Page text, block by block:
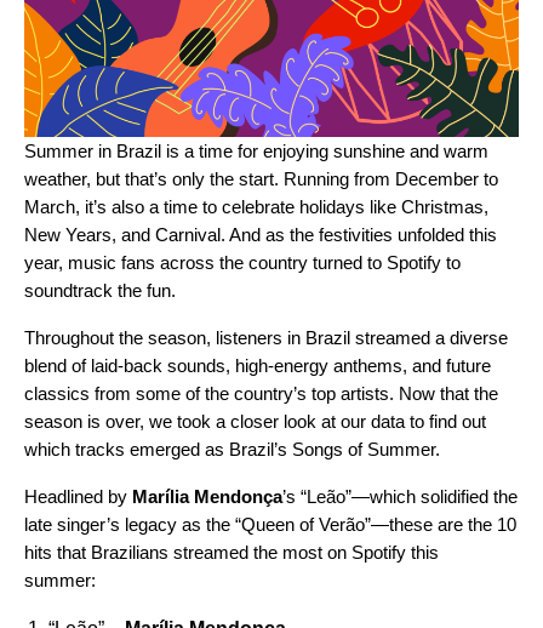
Summer in Brazil is a time for enjoying sunshine and warm
weather, but that’s only the start. Running from December to
March, it’s also a time to celebrate holidays like Christmas,
New Years, and Carnival. And as the festivities unfolded this
year, music fans across the country turned to Spotify to
soundtrack the fun.
Throughout the season, listeners in Brazil streamed a diverse
blend of laid-back sounds, high-energy anthems, and future
classics from some of the country’s top artists. Now that the
season is over, we took a closer look at our data to find out
which tracks emerged as Brazil’s Songs of Summer.
Headlined by Marília Mendonça’s “Leão”—which solidified the
late singer’s legacy as the “Queen of Verão”—these are the 10
hits that Brazilians streamed the most on Spotify this
summer: